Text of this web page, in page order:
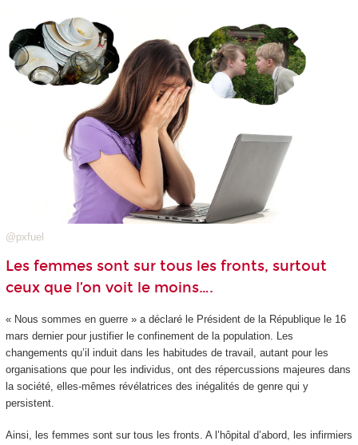
@pxfuel
Les femmes sont sur tous les fronts, surtout
ceux que l’on voit le moins….
« Nous sommes en guerre » a déclaré le Président de la République le 16
mars dernier pour justifier le confinement de la population. Les
changements qu’il induit dans les habitudes de travail, autant pour les
organisations que pour les individus, ont des répercussions majeures dans
la société, elles-mêmes révélatrices des inégalités de genre qui y
persistent.
Ainsi, les femmes sont sur tous les fronts. A l’hôpital d’abord, les infirmiers